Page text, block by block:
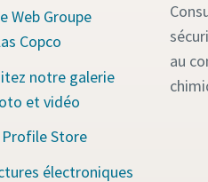
Web Groupe
Copco
notre galerie
et vidéo
Profile Store
électroniques
au